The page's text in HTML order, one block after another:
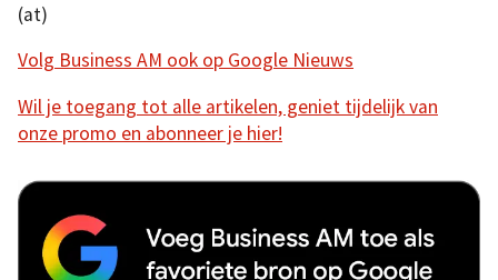
(at)
Volg Business AM ook op Google Nieuws
Wil je toegang tot alle artikelen, geniet tijdelijk van
onze promo en abonneer je hier!